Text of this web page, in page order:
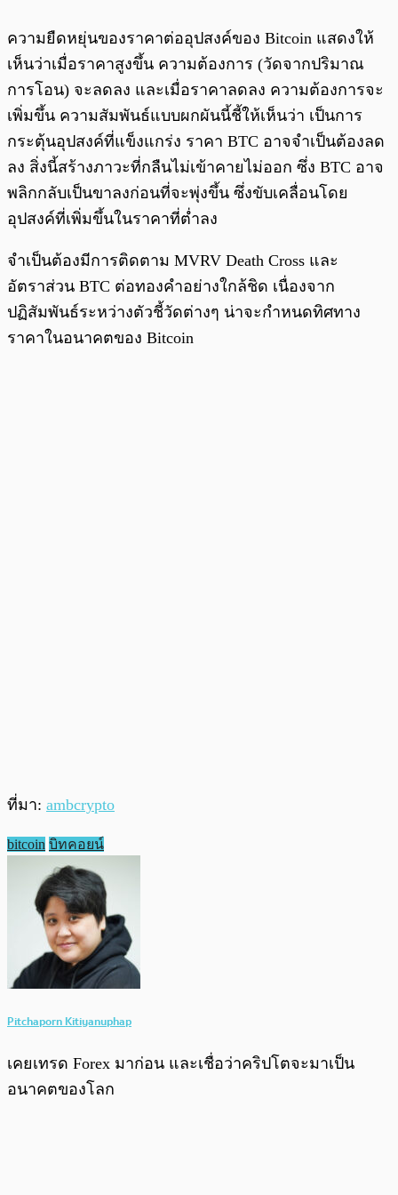
ความยืดหยุ่นของราคาต่ออุปสงค์ของ Bitcoin แสดงให้
เห็นว่าเมื่อราคาสูงขึ้น ความต้องการ (วัดจากปริมาณ
การโอน) จะลดลง และเมื่อราคาลดลง ความต้องการจะ
เพิ่มขึ้น ความสัมพันธ์แบบผกผันนี้ชี้ให้เห็นว่า เป็นการ
กระตุ้นอุปสงค์ที่แข็งแกร่ง ราคา BTC อาจจำเป็นต้องลด
ลง สิ่งนี้สร้างภาวะที่กลืนไม่เข้าคายไม่ออก ซึ่ง BTC อาจ
พลิกกลับเป็นขาลงก่อนที่จะพุ่งขึ้น ซึ่งขับเคลื่อนโดย
อุปสงค์ที่เพิ่มขึ้นในราคาที่ต่ำลง
จำเป็นต้องมีการติดตาม MVRV Death Cross และ
อัตราส่วน BTC ต่อทองคำอย่างใกล้ชิด เนื่องจาก
ปฏิสัมพันธ์ระหว่างตัวชี้วัดต่างๆ น่าจะกำหนดทิศทาง
ราคาในอนาคตของ Bitcoin
ที่มา: ambcrypto
bitcoin บิทคอยน์
Pitchaporn Kitiyanuphap
เคยเทรด Forex มาก่อน และเชื่อว่าคริปโตจะมาเป็น
อนาคตของโลก